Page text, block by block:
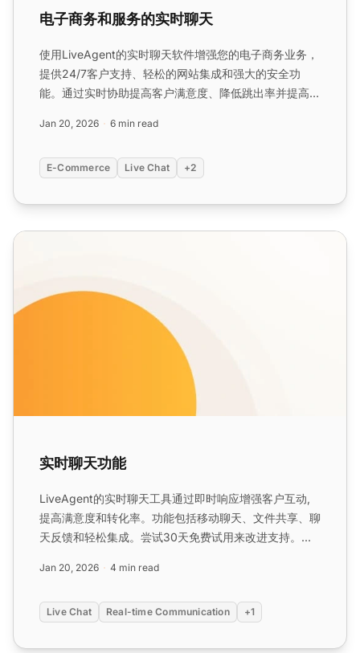
电子商务和服务的实时聊天
使用LiveAgent的实时聊天软件增强您的电子商务业务，
提供24/7客户支持、轻松的网站集成和强大的安全功
能。通过实时协助提高客户满意度、降低跳出率并提高转
Jan 20, 2026 6 min read
E-Commerce Live Chat +2
实时聊天功能
实时聊天功能
LiveAgent的实时聊天工具通过即时响应增强客户互动,
提高满意度和转化率。功能包括移动聊天、文件共享、聊
天反馈和轻松集成。尝试30天免费试用来改进支持。...
Jan 20, 2026 4 min read
Live Chat Real-time Communication +1